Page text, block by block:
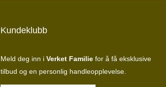
Kundeklubb
Meld deg inn i Verket Familie for å få eksklusive
tilbud og en personlig handleopplevelse.